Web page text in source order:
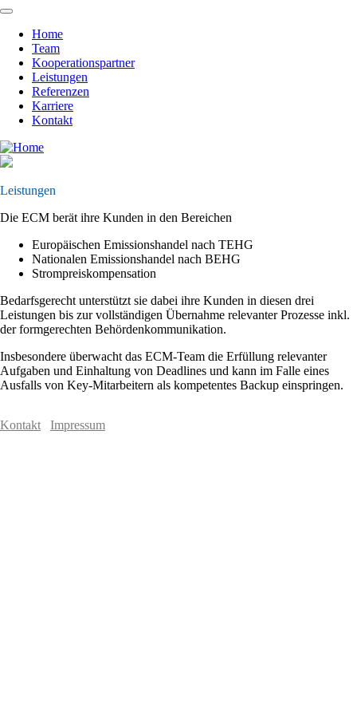
Skip
main
content
Main
navigation
Home
Team
Kooperationspartner
Leistungen
Referenzen
Karriere
Kontakt
Leistungen
Die ECM berät ihre Kunden in den Bereichen
Europäischen Emissionshandel nach TEHG
Nationalen Emissionshandel nach BEHG
Strompreiskompensation
Bedarfsgerecht unterstützt sie dabei ihre Kunden in diesen drei
Leistungen bis zur vollständigen Übernahme relevanter Prozesse inkl.
der formgerechten Behördenkommunikation.
Insbesondere überwacht das ECM-Team die Erfüllung relevanter
Aufgaben und Einhaltung von Deadlines und kann im Falle eines
Ausfalls von Key-Mitarbeitern als kompetentes Backup einspringen.
Kontakt Impressum